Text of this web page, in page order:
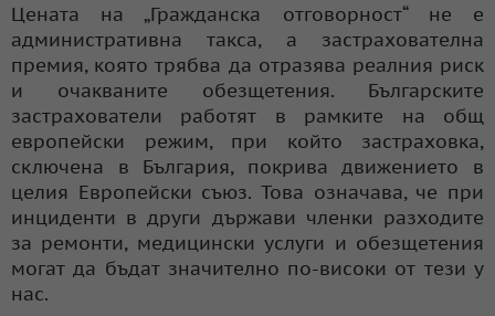
Цената на „Гражданска отговорност“ не е
административна такса, а застрахователна
премия, която трябва да отразява реалния риск
и очакваните обезщетения. Българските
застрахователи работят в рамките на общ
европейски режим, при който застраховка,
сключена в България, покрива движението в
целия Европейски съюз. Това означава, че при
инциденти в други държави членки разходите
за ремонти, медицински услуги и обезщетения
могат да бъдат значително по-високи от тези у
нас.